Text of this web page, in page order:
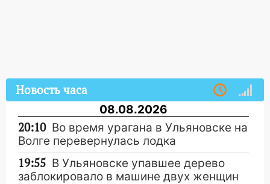
Новость часа
08.08.2026
20:10 Во время урагана в Ульяновске на
Волге перевернулась лодка
19:55 В Ульяновске упавшее дерево
заблокировало в машине двух женщин